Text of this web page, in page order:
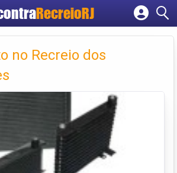
RecreioRJ
Cadastrar empresa
Criar conta
no Recreio dos